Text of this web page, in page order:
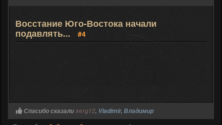
Восстание Юго-Востока начали
подавлять... #4
Спасибо сказалиserg12, Vladimir, Владимир